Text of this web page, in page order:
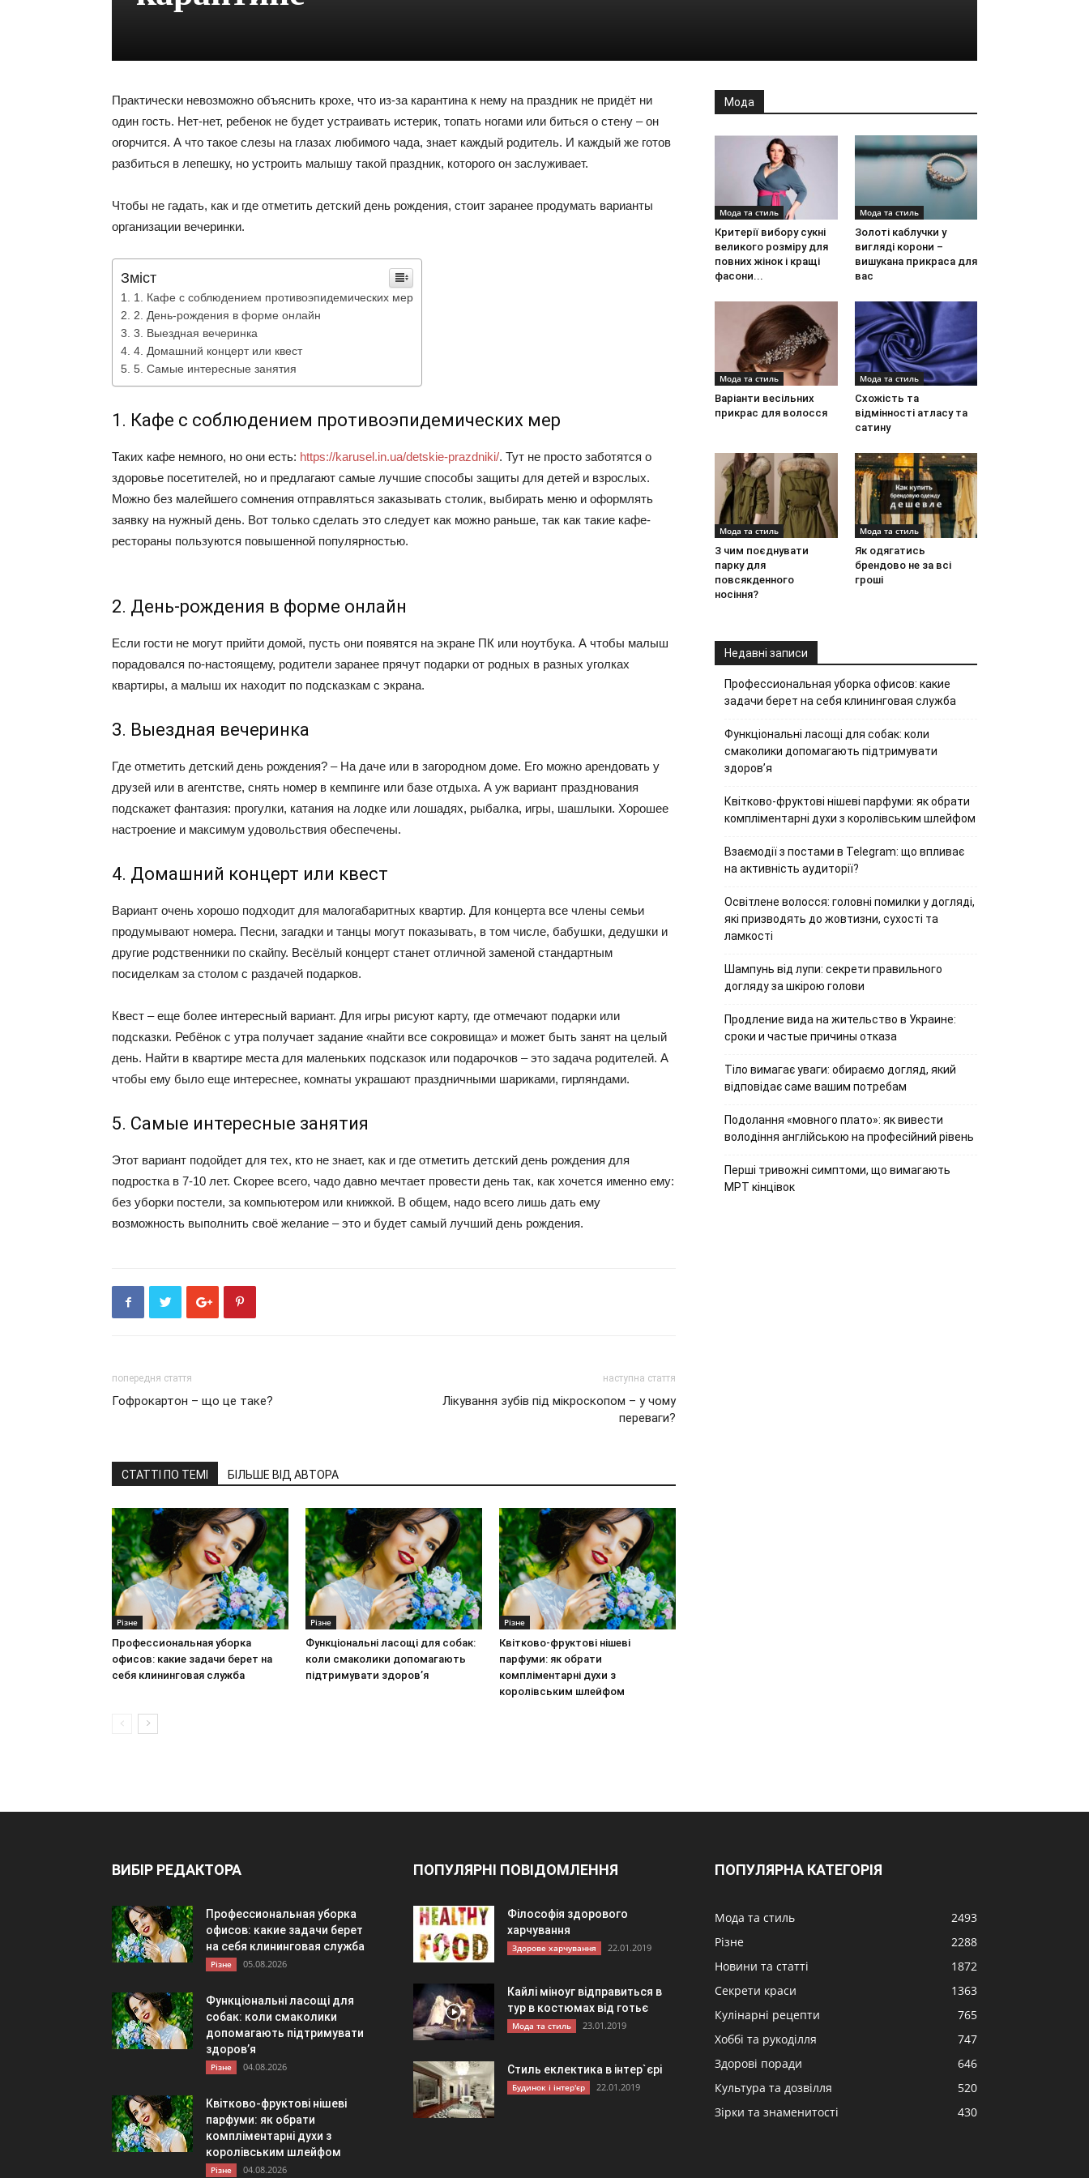
Практически невозможно объяснить крохе, что из-за карантина к нему на праздник не придёт ни
один гость. Нет-нет, ребенок не будет устраивать истерик, топать ногами или биться о стену – он
огорчится. А что такое слезы на глазах любимого чада, знает каждый родитель. И каждый же готов
разбиться в лепешку, но устроить малышу такой праздник, которого он заслуживает.
Чтобы не гадать, как и где отметить детский день рождения, стоит заранее продумать варианты
организации вечеринки.
Зміст
1. Кафе с соблюдением противоэпидемических мер
2. День-рождения в форме онлайн
3. Выездная вечеринка
4. Домашний концерт или квест
5. Самые интересные занятия
1. Кафе с соблюдением противоэпидемических мер
Таких кафе немного, но они есть: https://karusel.in.ua/detskie-prazdniki/. Тут не просто заботятся о
здоровье посетителей, но и предлагают самые лучшие способы защиты для детей и взрослых.
Можно без малейшего сомнения отправляться заказывать столик, выбирать меню и оформлять
заявку на нужный день. Вот только сделать это следует как можно раньше, так как такие кафе-
рестораны пользуются повышенной популярностью.
2. День-рождения в форме онлайн
Если гости не могут прийти домой, пусть они появятся на экране ПК или ноутбука. А чтобы малыш
порадовался по-настоящему, родители заранее прячут подарки от родных в разных уголках
квартиры, а малыш их находит по подсказкам с экрана.
3. Выездная вечеринка
Где отметить детский день рождения? – На даче или в загородном доме. Его можно арендовать у
друзей или в агентстве, снять номер в кемпинге или базе отдыха. А уж вариант празднования
подскажет фантазия: прогулки, катания на лодке или лошадях, рыбалка, игры, шашлыки. Хорошее
настроение и максимум удовольствия обеспечены.
4. Домашний концерт или квест
Вариант очень хорошо подходит для малогабаритных квартир. Для концерта все члены семьи
продумывают номера. Песни, загадки и танцы могут показывать, в том числе, бабушки, дедушки и
другие родственники по скайпу. Весёлый концерт станет отличной заменой стандартным
посиделкам за столом с раздачей подарков.
Квест – еще более интересный вариант. Для игры рисуют карту, где отмечают подарки или
подсказки. Ребёнок с утра получает задание «найти все сокровища» и может быть занят на целый
день. Найти в квартире места для маленьких подсказок или подарочков – это задача родителей. А
чтобы ему было еще интереснее, комнаты украшают праздничными шариками, гирляндами.
5. Самые интересные занятия
Этот вариант подойдет для тех, кто не знает, как и где отметить детский день рождения для
подростка в 7-10 лет. Скорее всего, чадо давно мечтает провести день так, как хочется именно ему:
без уборки постели, за компьютером или книжкой. В общем, надо всего лишь дать ему
возможность выполнить своё желание – это и будет самый лучший день рождения.
попередня стаття
Гофрокартон – що це таке?
наступна стаття
Лікування зубів під мікроскопом – у чому
переваги?
СТАТТІ ПО ТЕМІ БІЛЬШЕ ВІД АВТОРА
Різне
Профессиональная уборка
офисов: какие задачи берет на
себя клининговая служба
Різне
Функціональні ласощі для собак:
коли смаколики допомагають
підтримувати здоров’я
Різне
Квітково-фруктові нішеві
парфуми: як обрати
компліментарні духи з
королівським шлейфом
Мода
Мода та стиль
Критерії вибору сукні
великого розміру для
повних жінок і кращі
фасони...
Мода та стиль
Золоті каблучки у
вигляді корони –
вишукана прикраса для
вас
Мода та стиль
Варіанти весільних
прикрас для волосся
Мода та стиль
Схожість та
відмінності атласу та
сатину
Мода та стиль
З чим поєднувати
парку для
повсякденного
носіння?
Мода та стиль
Як одягатись
брендово не за всі
гроші
Недавні записи
Профессиональная уборка офисов: какие
задачи берет на себя клининговая служба
Функціональні ласощі для собак: коли
смаколики допомагають підтримувати
здоров’я
Квітково-фруктові нішеві парфуми: як обрати
компліментарні духи з королівським шлейфом
Взаємодії з постами в Telegram: що впливає
на активність аудиторії?
Освітлене волосся: головні помилки у догляді,
які призводять до жовтизни, сухості та
ламкості
Шампунь від лупи: секрети правильного
догляду за шкірою голови
Продление вида на жительство в Украине:
сроки и частые причины отказа
Тіло вимагає уваги: обираємо догляд, який
відповідає саме вашим потребам
Подолання «мовного плато»: як вивести
володіння англійською на професійний рівень
Перші тривожні симптоми, що вимагають
МРТ кінцівок
ВИБІР РЕДАКТОРА
Профессиональная уборка
офисов: какие задачи берет
на себя клининговая служба
Різне 05.08.2026
Функціональні ласощі для
собак: коли смаколики
допомагають підтримувати
здоров’я
Різне 04.08.2026
Квітково-фруктові нішеві
парфуми: як обрати
компліментарні духи з
королівським шлейфом
Різне 04.08.2026
ПОПУЛЯРНІ ПОВІДОМЛЕННЯ
Філософія здорового
харчування
Здорове харчування 22.01.2019
Кайлі міноуг відправиться в
тур в костюмах від готьє
Мода та стиль 23.01.2019
Стиль еклектика в інтер`єрі
Будинок і інтер'єр 22.01.2019
ПОПУЛЯРНА КАТЕГОРІЯ
Мода та стиль
2493
Різне
2288
Новини та статті
1872
Секрети краси
1363
Кулінарні рецепти
765
Хоббі та рукоділля
747
Здорові поради
646
Культура та дозвілля
520
Зірки та знаменитості
430